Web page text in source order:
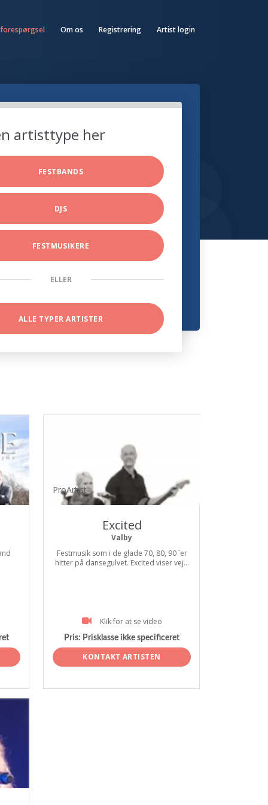
Om os Registrering Artist login
artisttype her
FESTBANDS
DJS
FESTMUSIKERE
ELLER
ALLE TYPER ARTISTER
ProArtist
Excited
Valby
Festmusik som i de glade 70, 80, 90 ´er
hitter på dansegulvet. Excited viser vej...
Klik for at se video
Pris: Prisklasse ikke specificeret
KONTAKT ARTISTEN